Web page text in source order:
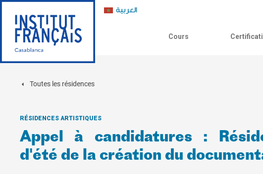
العربية
Cours
Toutes les résidences
RÉSIDENCES ARTISTIQUES
Appel à candidatures :
d'été de la création du